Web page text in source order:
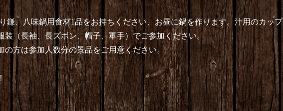
鎌、八味鍋用食材1品をお持ちください、お昼に鍋を作ります。汁用のカップ
ズボン、帽子、軍手）でご参加ください。
数分の景品をご用意ください。